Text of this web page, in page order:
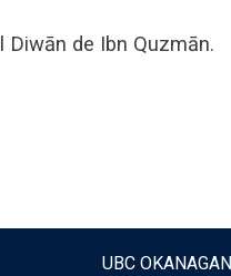
de Ibn Quzmān.
UBC OKANAGAN